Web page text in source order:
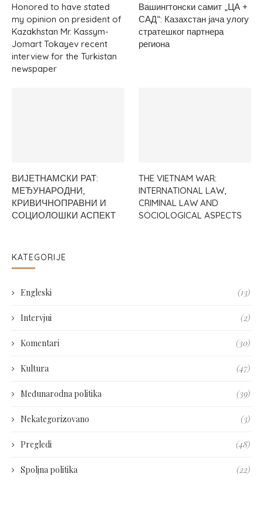
Honored to have stated
my opinion on president of
Kazakhstan Mr. Kassym-
Jomart Tokayev recent
interview for the Turkistan
newspaper
Вашингтонски самит „ЦА +
САД“: Казахстан јача улогу
стратешког партнера
региона
ВИЈЕТНАМСКИ РАТ:
МЕЂУНАРОДНИ,
КРИВИЧНОПРАВНИ И
СОЦИОЛОШКИ АСПЕКТ
THE VIETNAM WAR:
INTERNATIONAL LAW,
CRIMINAL LAW AND
SOCIOLOGICAL ASPECTS
KATEGORIJE
Engleski (13)
Intervjui (2)
Komentari (30)
Kultura (47)
Međunarodna politika (39)
Nekategorizovano (3)
Pregledi (48)
Spoljna politika (22)